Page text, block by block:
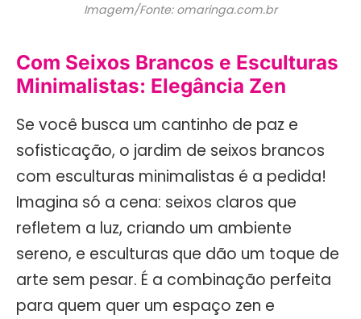
Imagem/Fonte: omaringa.com.br
Com Seixos Brancos e Esculturas
Minimalistas: Elegância Zen
Se você busca um cantinho de paz e
sofisticação, o jardim de seixos brancos
com esculturas minimalistas é a pedida!
Imagina só a cena: seixos claros que
refletem a luz, criando um ambiente
sereno, e esculturas que dão um toque de
arte sem pesar. É a combinação perfeita
para quem quer um espaço zen e